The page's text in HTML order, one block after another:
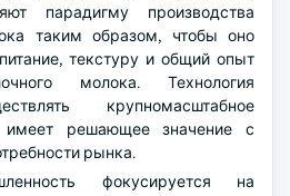
парадигму производства
таким образом, чтобы оно
текстуру и общий опыт
молока. Технология
крупномасштабное
имеет решающее значение с
рынка.
фокусируется на